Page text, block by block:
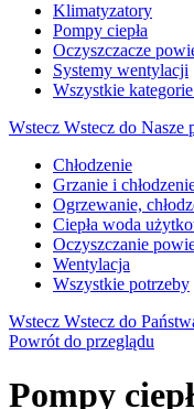
Klimatyzatory
Pompy ciepła
Oczyszczacze
Systemy wentylacji
Wszystkie
Wstecz Wstecz do Nasze
Chłodzenie
Grzanie i
Ogrzewanie,
Ciepła woda
Oczyszczanie
Wentylacja
Wszystkie potrzeby
Wstecz Wstecz do
Powrót do przeglądu
Pompy